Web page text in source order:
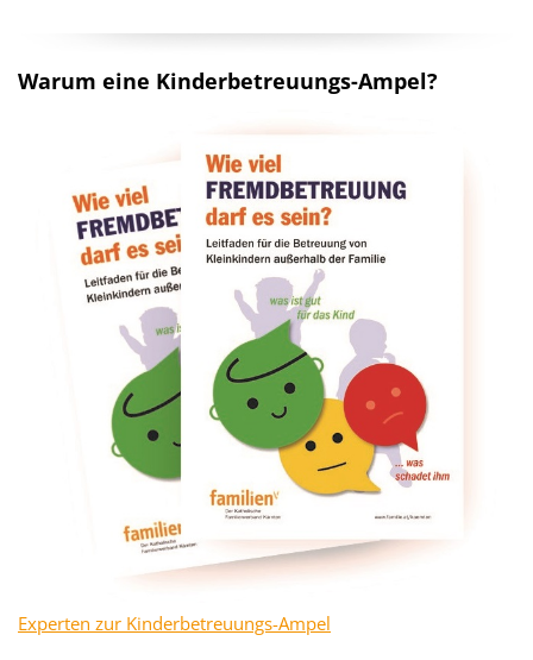
Warum eine Kinderbetreuungs-Ampel?
Experten zur Kinderbetreuungs-Ampel